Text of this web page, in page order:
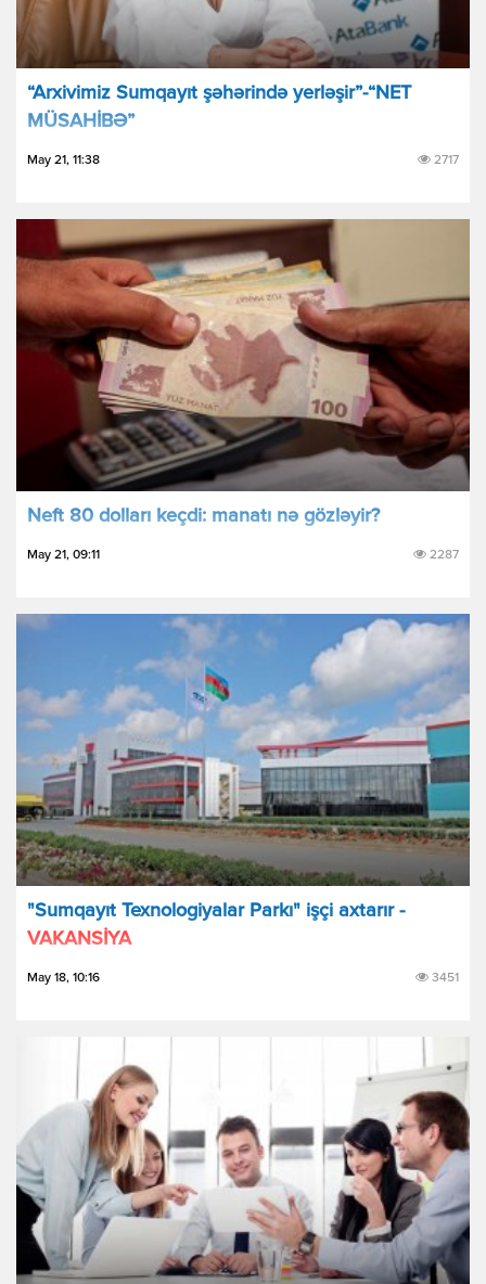
“Arxivimiz Sumqayıt şəhərində yerləşir”-“NET
MÜSAHİBƏ”
May 21, 11:38 2717
Neft 80 dolları keçdi: manatı nə gözləyir?
May 21, 09:11 2287
"Sumqayıt Texnologiyalar Parkı" işçi axtarır -
VAKANSİYA
May 18, 10:16 3451